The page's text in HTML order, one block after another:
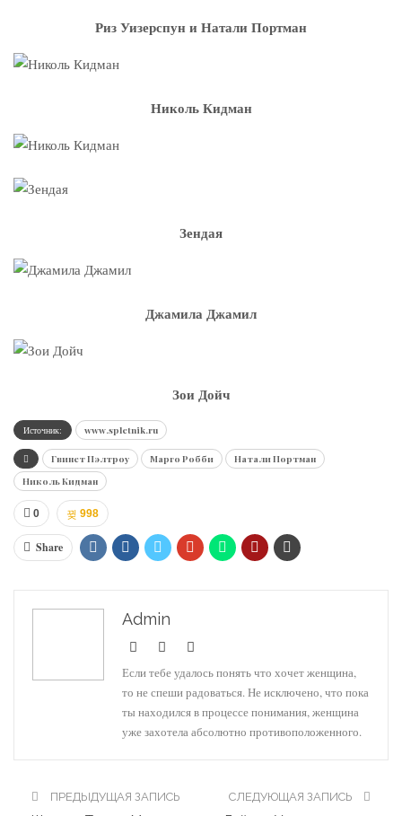
Риз Уизерспун и Натали Портман
Николь Кидман
Зендая
Джамила Джамил
Зои Дойч
Источник: www.spletnik.ru
Гвинет Пэлтроу Марго Робби
Натали Портман
Николь Кидман
0 998
Share
Admin
Если тебе удалось понять что хочет женщина,
то не спеши радоваться. Не исключено, что пока
ты находился в процессе понимания, женщина
уже захотела абсолютно противоположенного.
ПРЕДЫДУЩАЯ ЗАПИСЬ СЛЕДУЮЩАЯ ЗАПИСЬ